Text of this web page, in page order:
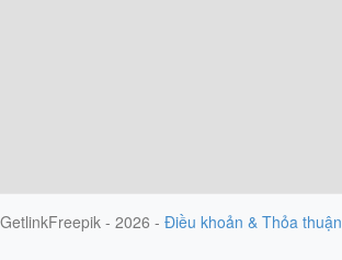
GetlinkFreepik - 2026 - Điều khoản & Thỏa thuận